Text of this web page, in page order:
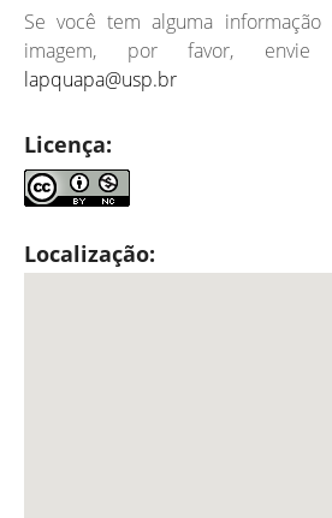
Se você tem alguma
imagem, por favor,
lapquapa@usp.br
Licença:
Localização: